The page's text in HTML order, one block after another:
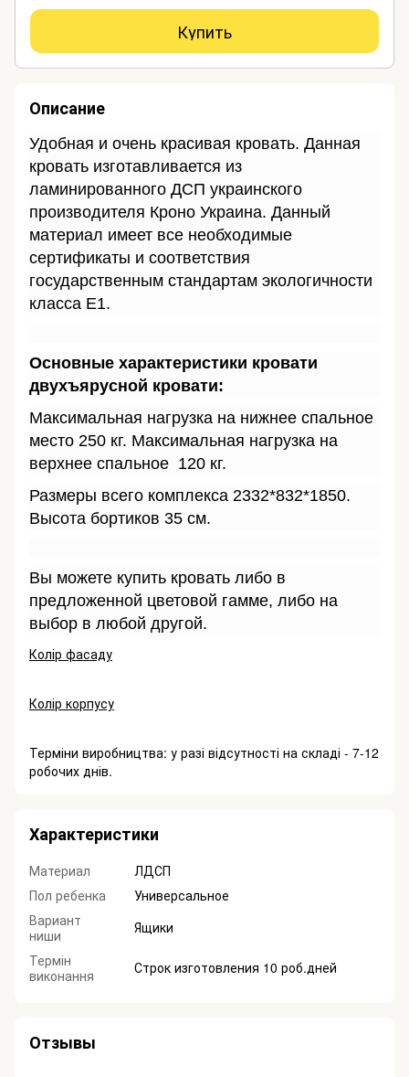
Купить
Описание
Удобная и очень красивая кровать. Данная
кровать изготавливается из
ламинированного ДСП украинского
производителя Кроно Украина. Данный
материал имеет все необходимые
сертификаты и соответствия
государственным стандартам экологичности
класса Е1.
Основные характеристики кровати
двухъярусной кровати:
Максимальная нагрузка на нижнее спальное
место 250 кг. Максимальная нагрузка на
верхнее спальное 120 кг.
Размеры всего комплекса 2332*832*1850.
Высота бортиков 35 см.
Вы можете купить кровать либо в
предложенной цветовой гамме, либо на
выбор в любой другой.
Колір фасаду
Колір корпусу
Терміни виробництва: у разі відсутності на складі - 7-12
робочих днів.
Характеристики
Материал
ЛДСП
Пол ребенка
Универсальное
Вариант
ниши
Ящики
Термін
виконання
Строк изготовления 10 роб.дней
Отзывы